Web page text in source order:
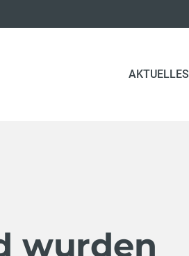
AKTUELLES
wurden